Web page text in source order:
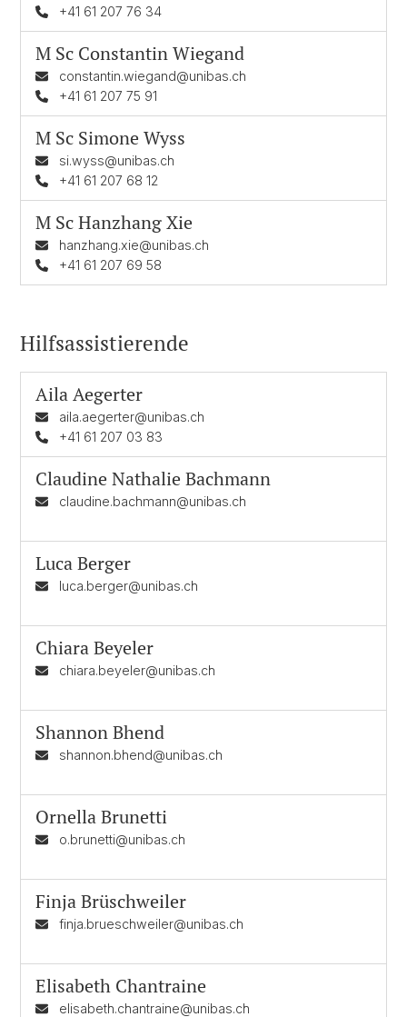
+41 61 207 76 34
M Sc Constantin Wiegand
constantin.wiegand@unibas.ch
+41 61 207 75 91
M Sc Simone Wyss
si.wyss@unibas.ch
+41 61 207 68 12
M ScHanzhang Xie
hanzhang.xie@unibas.ch
+41 61 207 69 58
Hilfsassistierende
Aila Aegerter
aila.aegerter@unibas.ch
+41 61 207 03 83
Claudine Nathalie Bachmann
claudine.bachmann@unibas.ch
Luca Berger
luca.berger@unibas.ch
Chiara Beyeler
chiara.beyeler@unibas.ch
Shannon Bhend
shannon.bhend@unibas.ch
Ornella Brunetti
o.brunetti@unibas.ch
Finja Brüschweiler
finja.brueschweiler@unibas.ch
Elisabeth Chantraine
elisabeth.chantraine@unibas.ch